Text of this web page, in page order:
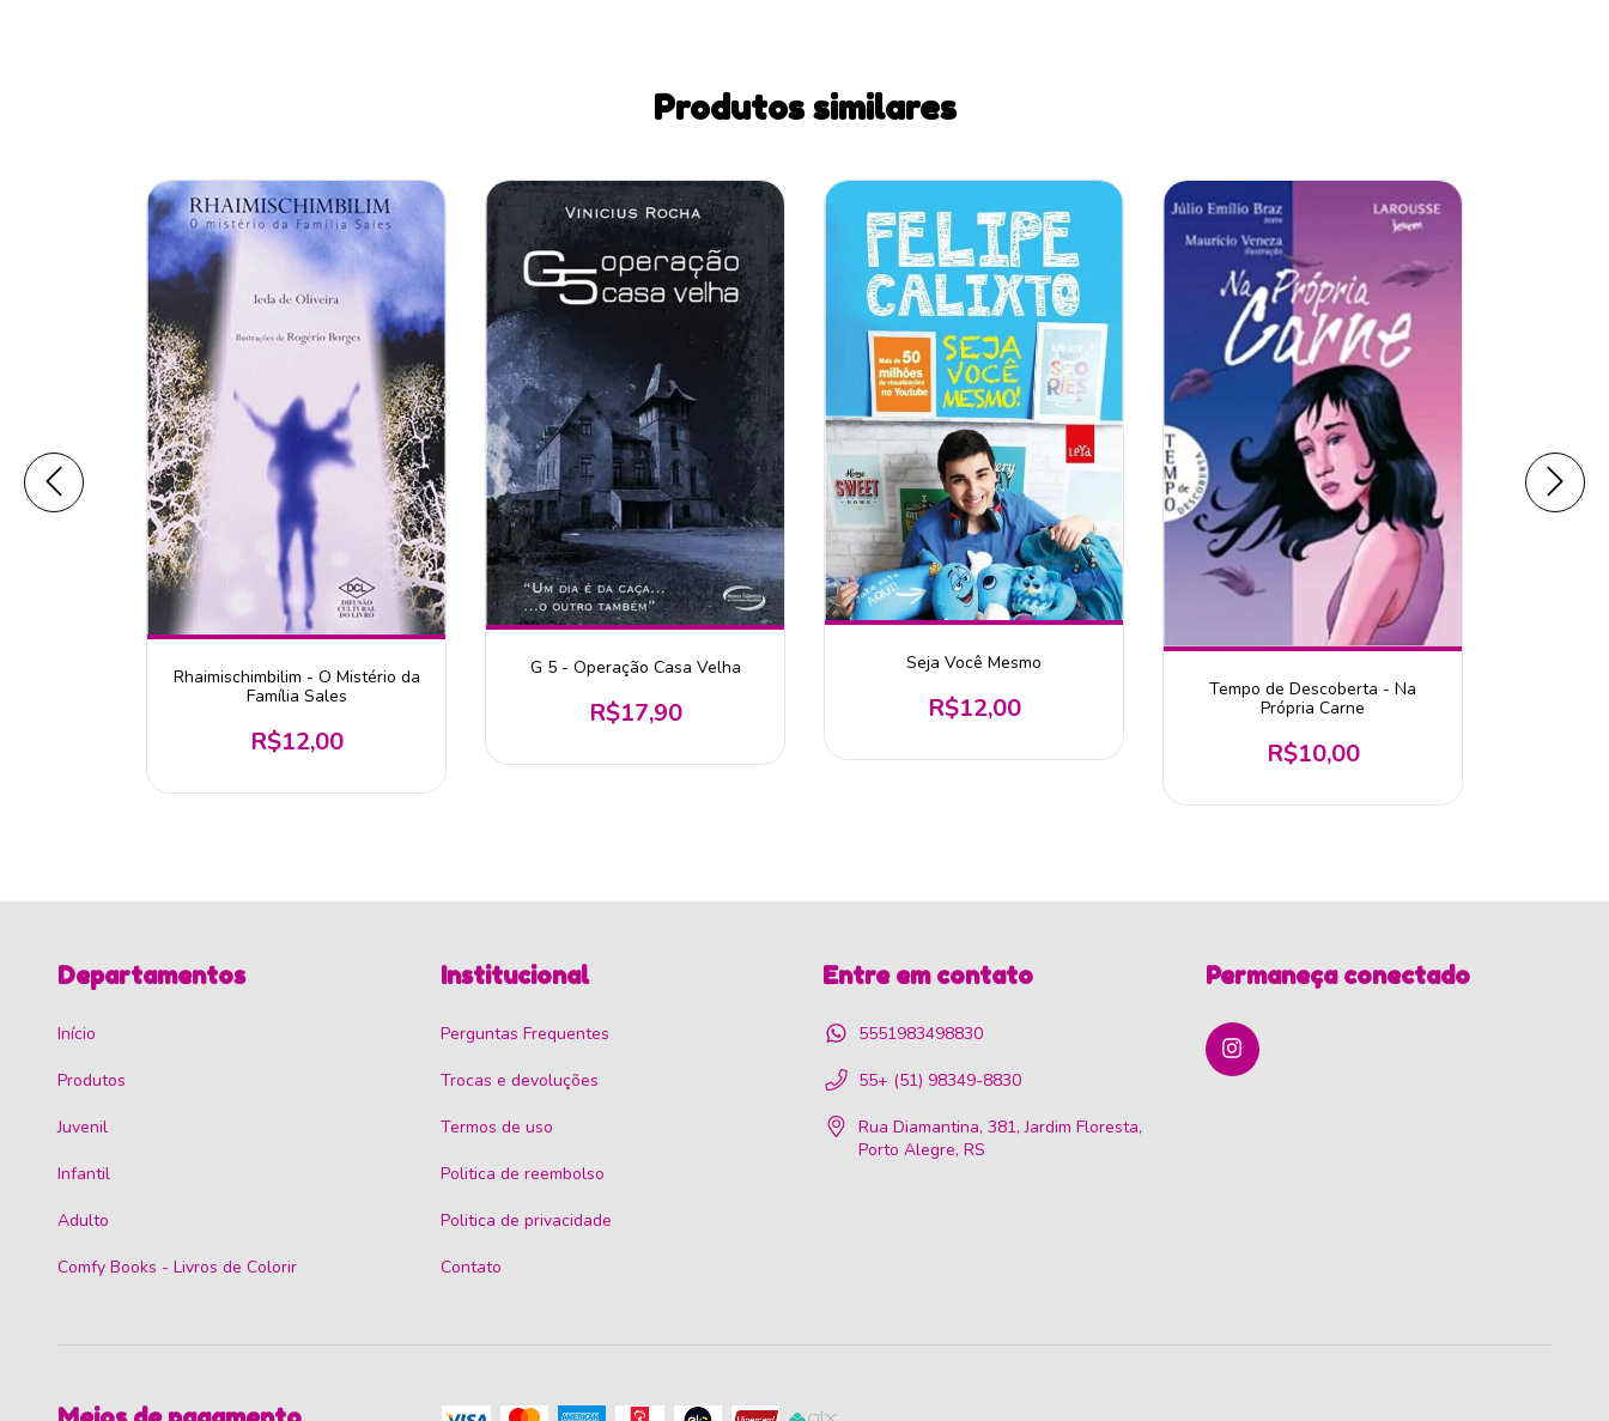
Produtos similares
Rhaimischimbilim - O Mistério da
Família Sales
R$12,00
G 5 - Operação Casa Velha
R$17,90
Seja Você Mesmo
R$12,00
Tempo de Descoberta - Na
Própria Carne
R$10,00
Departamentos
Início
Produtos
Juvenil
Infantil
Adulto
Comfy Books - Livros de Colorir
Institucional
Perguntas Frequentes
Trocas e devoluções
Termos de uso
Politica de reembolso
Politica de privacidade
Contato
Entre em contato
5551983498830
55+ (51) 98349-8830
Rua Diamantina, 381, Jardim Floresta,
Porto Alegre, RS
Permaneça conectado